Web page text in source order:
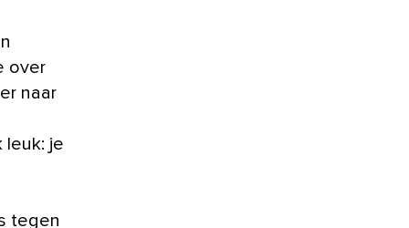
over
naar
leuk: je
tegen